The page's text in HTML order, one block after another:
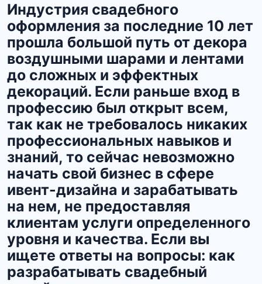
Индустрия свадебного
оформления за последние 10 лет
прошла большой путь от декора
воздушными шарами и лентами
до сложных и эффектных
декораций. Если раньше вход в
профессию был открыт всем,
так как не требовалось никаких
профессиональных навыков и
знаний, то сейчас невозможно
начать свой бизнес в сфере
ивент-дизайна и зарабатывать
на нем, не предоставляя
клиентам услуги определенного
уровня и качества. Если вы
ищете ответы на вопросы: как
разрабатывать свадебный